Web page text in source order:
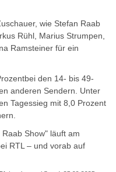
wie Stefan Raab
Rühl, Marius Strumpen,
Ramsteiner für ein
den 14- bis 49-
anderen Sendern. Unter
Tagessieg mit 8,0 Prozent
Show" läuft am
RTL – und vorab auf